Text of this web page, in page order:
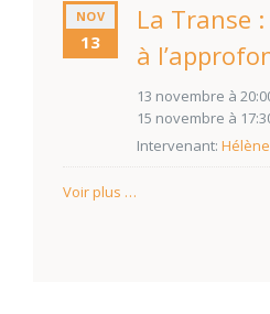
NOV
13
La Transe
à
13 novembre à
15 novembre à
Intervenant:
Voir plus …